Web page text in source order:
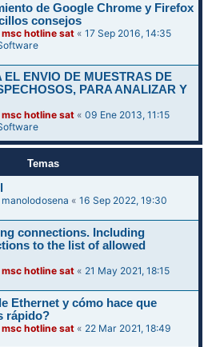
de Google Chrome y Firefox
consejos
msc hotline sat «17 Sep 2016, 14:35
EL ENVIO DE MUESTRAS DE
PARA ANALIZAR Y
msc hotline sat «09 Ene 2013, 11:15
Temas
manolodosena «16 Sep 2022, 19:30
connections. Including
to the list of allowed
msc hotline sat « 21 May 2021, 18:15
Ethernet y cómo hace que
rápido?
msc hotline sat « 22 Mar 2021, 18:49